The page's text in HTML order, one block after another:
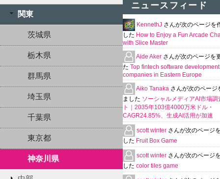
関東
茨城県
栃木県
群馬県
埼玉県
千葉県
東京都
神奈川県
ニュースフィード
KennethJ さんが次のページを
した How to Enjoy a Fun Arcade
with Slice Master
Aide Aker さんが次のページを
た Top fintech software development
companies in Eastern Europe
Aiko Tanaka さんが次のページ
ました ソーシャルメディアAI市場調
ト｜2035年103億4000万米ドル・
CAGR24.85%、生成AI活用が加速
scott winter さんが次のページ
した Fruit Box Game
scott winter さんが次のページ
した color tiles game